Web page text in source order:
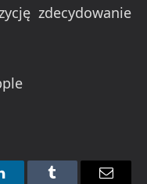
zdecydowanie